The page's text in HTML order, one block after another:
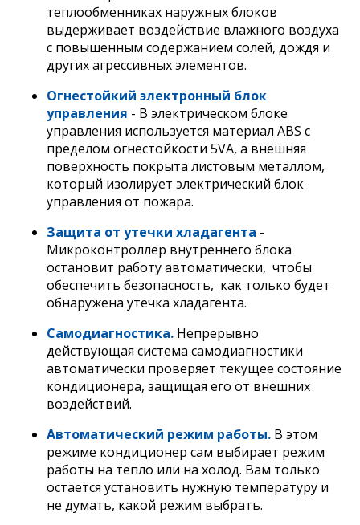
теплообменниках наружных блоков
выдерживает воздействие влажного воздуха
с повышенным содержанием солей, дождя и
других агрессивных элементов.
Огнестойкий электронный блок
управления - В электрическом блоке
управления используется материал ABS с
пределом огнестойкости 5VA, а внешняя
поверхность покрыта листовым металлом,
который изолирует электрический блок
управления от пожара.
Защита от утечки хладагента -
Микроконтроллер внутреннего блока
остановит работу автоматически, чтобы
обеспечить безопасность, как только будет
обнаружена утечка хладагента.
Самодиагностика. Непрерывно
действующая система самодиагностики
автоматически проверяет текущее состояние
кондиционера, защищая его от внешних
воздействий.
Автоматический режим работы. В этом
режиме кондиционер сам выбирает режим
работы на тепло или на холод. Вам только
остается установить нужную температуру и
не думать, какой режим выбрать.